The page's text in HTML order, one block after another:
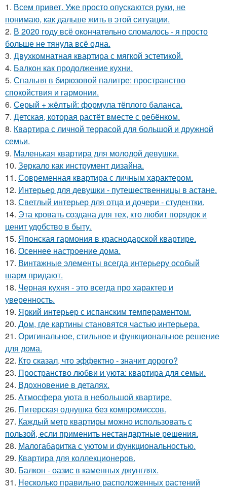
1. Всем привет. Уже просто опускаются руки, не
понимаю, как дальше жить в этой ситуации.
2. В 2020 году всё окончательно сломалось - я просто
больше не тянула всё одна.
3. Двухкомнатная квартира с мягкой эстетикой.
4. Балкон как продолжение кухни.
5. Спальня в бирюзовой палитре: пространство
спокойствия и гармонии.
6. Серый + жёлтый: формула тёплого баланса.
7. Детская, которая растёт вместе с ребёнком.
8. Квартира с личной террасой для большой и дружной
семьи.
9. Маленькая квартира для молодой девушки.
10. Зеркало как инструмент дизайна.
11. Современная квартира с личным характером.
12. Интерьер для девушки - путешественницы в астане.
13. Светлый интерьер для отца и дочери - студентки.
14. Эта кровать создана для тех, кто любит порядок и
ценит удобство в быту.
15. Японская гармония в краснодарской квартире.
16. Осеннее настроение дома.
17. Винтажные элементы всегда интерьеру особый
шарм придают.
18. Черная кухня - это всегда про характер и
уверенность.
19. Яркий интерьер с испанским темпераментом.
20. Дом, где картины становятся частью интерьера.
21. Оригинальное, стильное и функциональное решение
для дома.
22. Кто сказал, что эффектно - значит дорого?
23. Пространство любви и уюта: квартира для семьи.
24. Вдохновение в деталях.
25. Атмосфера уюта в небольшой квартире.
26. Питерская однушка без компромиссов.
27. Каждый метр квартиры можно использовать с
пользой, если применить нестандартные решения.
28. Малогабаритка с уютом и функциональностью.
29. Квартира для коллекционеров.
30. Балкон - оазис в каменных джунглях.
31. Несколько правильно расположенных растений